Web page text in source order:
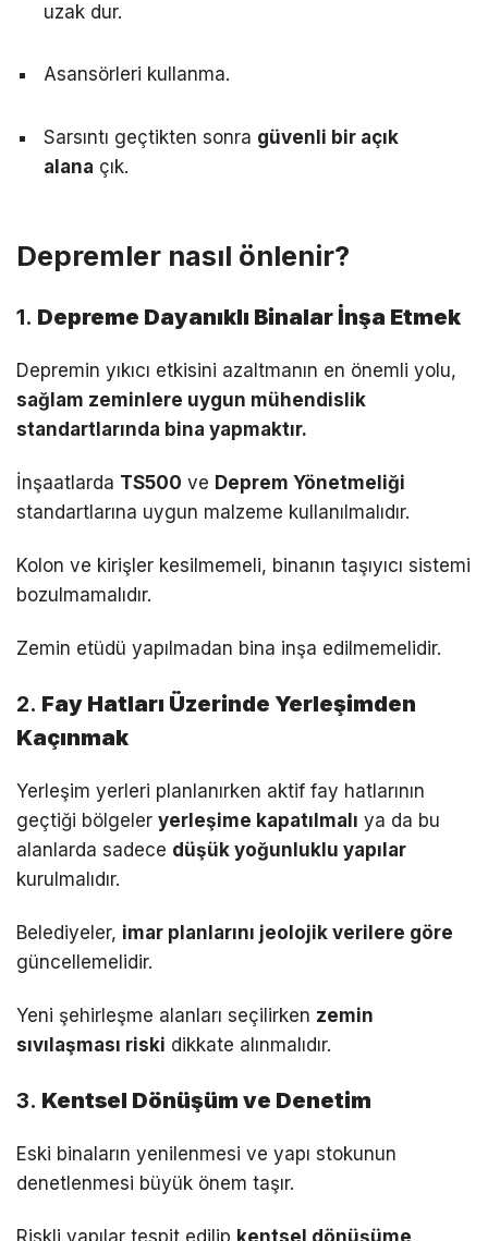
uzak dur.
Asansörleri kullanma.
Sarsıntı geçtikten sonra güvenli bir açık
alana çık.
Depremler nasıl önlenir?
ChatGPT:Depremlerdoğal bir olaydır ve tamamen önlenemez, ancak
1. Depreme Dayanıklı Binalar İnşa Etmek
Depremin yıkıcı etkisini azaltmanın en önemli yolu,
sağlam zeminlere uygun mühendislik
standartlarında bina yapmaktır.
İnşaatlarda TS500 ve Deprem Yönetmeliği
standartlarına uygun malzeme kullanılmalıdır.
Kolon ve kirişler kesilmemeli, binanın taşıyıcı sistemi
bozulmamalıdır.
Zemin etüdü yapılmadan bina inşa edilmemelidir.
2. Fay Hatları Üzerinde Yerleşimden
Kaçınmak
Yerleşim yerleri planlanırken aktif fay hatlarının
geçtiği bölgeler yerleşime kapatılmalı ya da bu
alanlarda sadece düşük yoğunluklu yapılar
kurulmalıdır.
Belediyeler, imar planlarını jeolojik verilere göre
güncellemelidir.
Yeni şehirleşme alanları seçilirken zemin
sıvılaşması riski dikkate alınmalıdır.
3. Kentsel Dönüşüm ve Denetim
Eski binaların yenilenmesi ve yapı stokunun
denetlenmesi büyük önem taşır.